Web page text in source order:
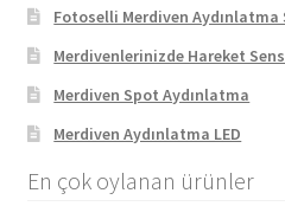
Fotoselli Merdiven Aydınlatma
Merdivenlerinizde Hareket
Merdiven Spot Aydınlatma
Merdiven Aydınlatma LED
En çok oylanan ürünler